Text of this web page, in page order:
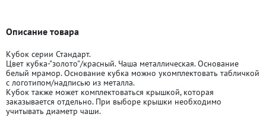
Описание товара
Кубок серии Стандарт.
Цвет кубка-"золото"/красный. Чаша металлическая. Основание
белый мрамор. Основание кубка можно укомплектовать табличкой
с логотипом/надписью из металла.
Кубок также может комплектоваться крышкой, которая
заказывается отдельно. При выборе крышки необходимо
учитывать диаметр чаши.